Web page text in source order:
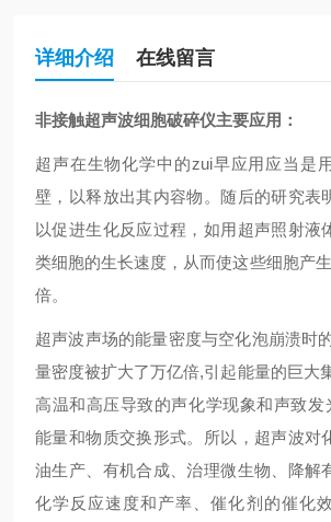
详细介绍 在线留言
非接触超声波细胞破碎仪主要应用 ：
超声在生物化学中的zui早应用应当是
壁，以释放出其内容物。随后的研究表
以促进生化反应过程，如用超声照射液
类细胞的生长速度，从而使这些细胞产
倍。
超声波声场的能量密度与空化泡崩溃时
量密度被扩大了万亿倍,引起能量的巨大
高温和高压导致的声化学现象和声致发
能量和物质交换形式。所以，超声波对
油生产、有机合成、治理微生物、降解
化学反应速度和产率、催化剂的催化